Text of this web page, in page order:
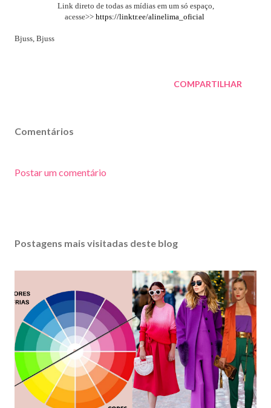
Link direto de todas as mídias em um só espaço,
acesse>> https://linktr.ee/alinelima_oficial
Bjuss, Bjuss
COMPARTILHAR
Comentários
Postar um comentário
Postagens mais visitadas deste blog